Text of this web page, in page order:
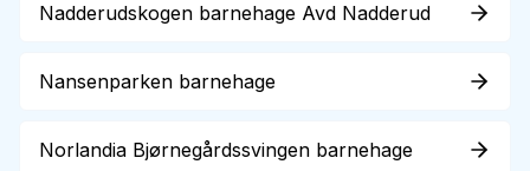
Nadderudskogen barnehage Avd Nadderud
Nansenparken barnehage
Norlandia Bjørnegårdssvingen barnehage